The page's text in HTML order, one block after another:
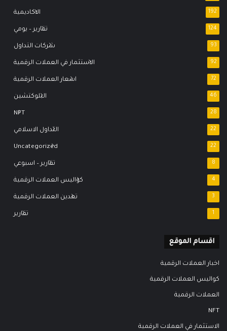
الاكاديمية 192
تقارير – يومي 124
شركات التداول 93
الاستثمار في العملات الرقمية 92
اسعار العملات الرقمية 72
البلوكتشين 46
NFT 28
التداول الاسلامي 22
Uncategorized 22
تقارير – اسبوعي 8
كواليس العملات الرقمية 4
تعدين العملات الرقمية 3
تقارير 1
اقسام الموقع
اخبار العملات الرقمية
كواليس العملات الرقمية
العملات الرقمية
NFT
الاستثمار في العملات الرقمية